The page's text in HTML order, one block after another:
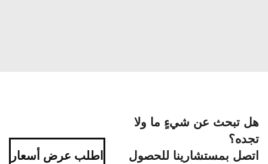
هل تبحث عن شيءٍ ما ولا
تجده؟
اتصل بمستشارينا للحصول
اطلب عرض أسعار